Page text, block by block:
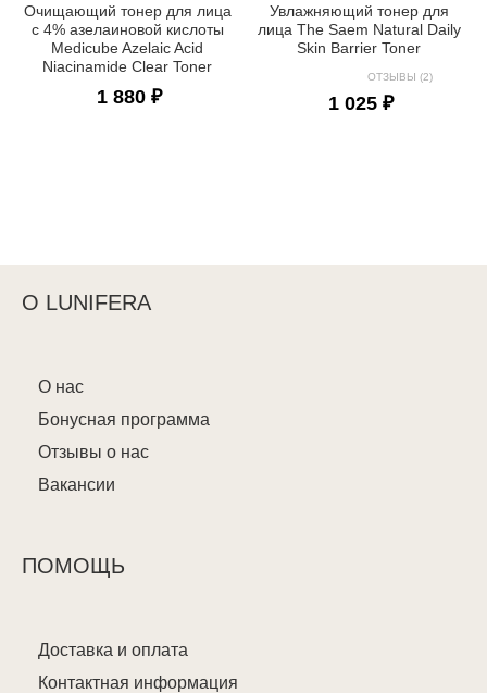
Очищающий тонер для лица
с 4% азелаиновой кислоты
Medicube Azelaic Acid
Niacinamide Clear Toner
1 880 ₽
Увлажняющий тонер для
лица The Saem Natural Daily
Skin Barrier Toner
ОТЗЫВЫ (2)
1 025 ₽
О LUNIFERA
О нас
Бонусная программа
Отзывы о нас
Вакансии
ПОМОЩЬ
Доставка и оплата
Контактная информация